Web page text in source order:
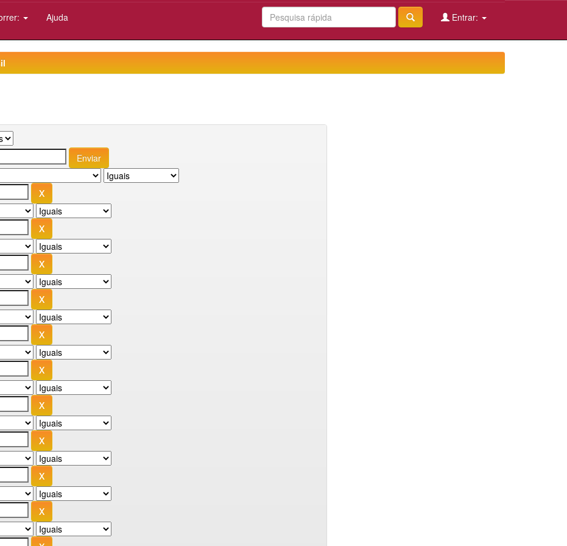
Ajuda Entrar: